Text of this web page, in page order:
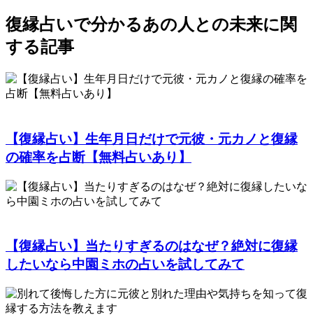
復縁占いで分かるあの人との未来に関
する記事
【復縁占い】生年月日だけで元彼・元カノと復縁
の確率を占断【無料占いあり】
【復縁占い】当たりすぎるのはなぜ？絶対に復縁
したいなら中園ミホの占いを試してみて